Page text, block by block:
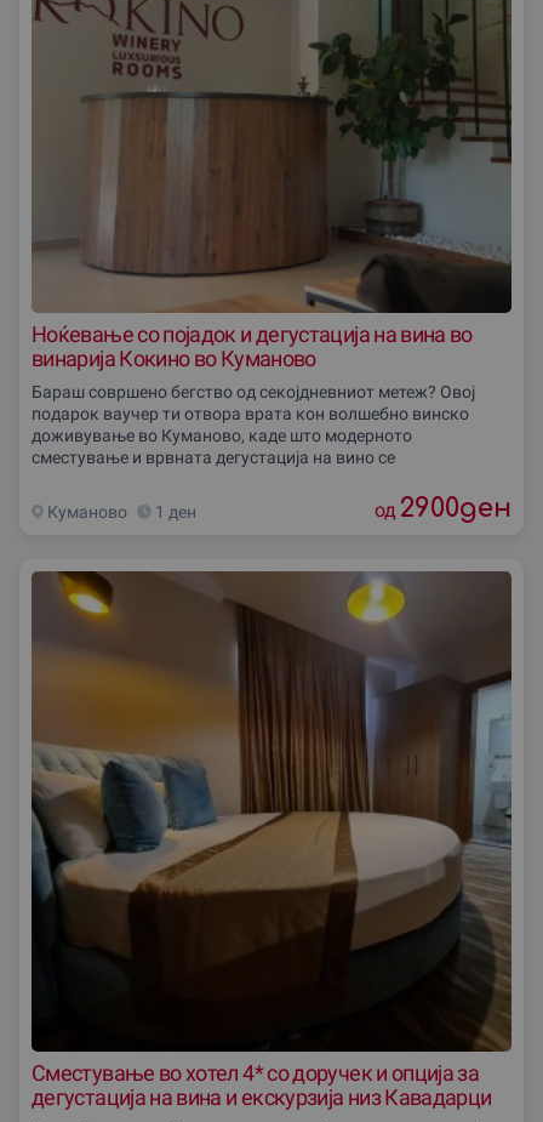
Ноќевање со појадок и дегустација на вина во
винарија Кокино во Куманово
Бараш совршено бегство од секојдневниот метеж? Овој
подарок ваучер ти отвора врата кон волшебно винско
доживување во Куманово, каде што модерното
сместување и врвната дегустација на вино се
Куманово 1 ден од 2900ден
Сместување во хотел 4* со доручек и опциjа за
дегустација на вина и екскурзија низ Кавадарци